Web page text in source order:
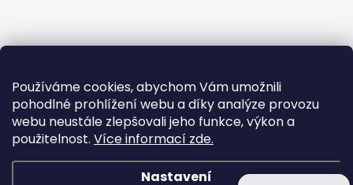
Používáme cookies, abychom Vám umožnili
pohodlné prohlížení webu a díky analýze provozu
webu neustále zlepšovali jeho funkce, výkon a
použitelnost. Více informací zde.
Nastavení